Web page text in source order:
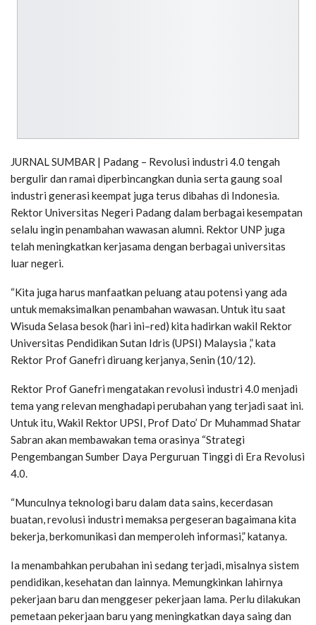
JURNAL SUMBAR | Padang – Revolusi industri 4.0 tengah
bergulir dan ramai diperbincangkan dunia serta gaung soal
industri generasi keempat juga terus dibahas di Indonesia.
Rektor Universitas Negeri Padang dalam berbagai kesempatan
selalu ingin penambahan wawasan alumni. Rektor UNP juga
telah meningkatkan kerjasama dengan berbagai universitas
luar negeri.
“Kita juga harus manfaatkan peluang atau potensi yang ada
untuk memaksimalkan penambahan wawasan. Untuk itu saat
Wisuda Selasa besok (hari ini–red) kita hadirkan wakil Rektor
Universitas Pendidikan Sutan Idris (UPSI) Malaysia ,” kata
Rektor Prof Ganefri diruang kerjanya, Senin (10/12).
Rektor Prof Ganefri mengatakan revolusi industri 4.0 menjadi
tema yang relevan menghadapi perubahan yang terjadi saat ini.
Untuk itu, Wakil Rektor UPSI, Prof Dato’ Dr Muhammad Shatar
Sabran akan membawakan tema orasinya “Strategi
Pengembangan Sumber Daya Perguruan Tinggi di Era Revolusi
4.0.
“Munculnya teknologi baru dalam data sains, kecerdasan
buatan, revolusi industri memaksa pergeseran bagaimana kita
bekerja, berkomunikasi dan memperoleh informasi,” katanya.
Ia menambahkan perubahan ini sedang terjadi, misalnya sistem
pendidikan, kesehatan dan lainnya. Memungkinkan lahirnya
pekerjaan baru dan menggeser pekerjaan lama. Perlu dilakukan
pemetaan pekerjaan baru yang meningkatkan daya saing dan